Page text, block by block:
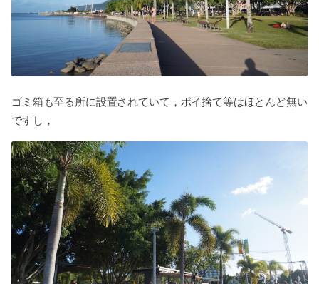
ゴミ箱も至る所に設置されていて，ポイ捨て等はほとんど無い
ですし，